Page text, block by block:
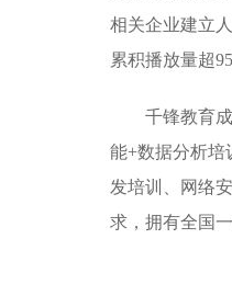
相关企业建立
累积播放量超
千锋教育
能+数据分析培
发培训、网络
求，拥有全国